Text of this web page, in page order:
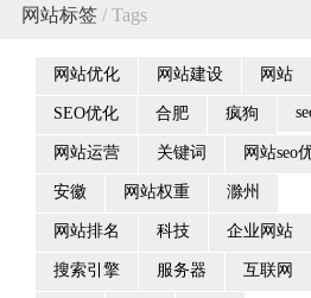
网站标签 / Tags
网站优化 网站建设 网站
SEO优化 合肥 疯狗
网站运营 关键词 网站seo
安徽 网站权重 滁州
网站排名 科技 企业网站
搜索引擎 服务器 互联网